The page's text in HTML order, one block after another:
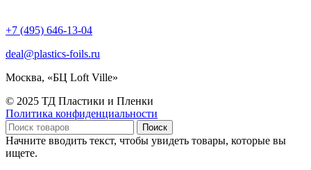
+7 (495) 646-13-04
deal@plastics-foils.ru
Москва, «БЦ Loft Ville»
© 2025 ТД Пластики и Пленки
Политика конфиденциальности
Поиск
Начните вводить текст, чтобы увидеть товары, которые вы
ищете.